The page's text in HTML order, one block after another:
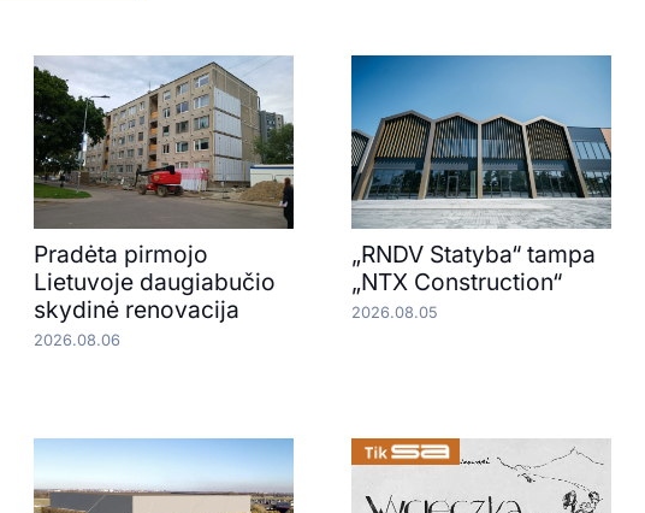
Pradėta pirmojo
Lietuvoje daugiabučio
skydinė renovacija
2026.08.06
„RNDV Statyba“ tampa
„NTX Construction“
2026.08.05